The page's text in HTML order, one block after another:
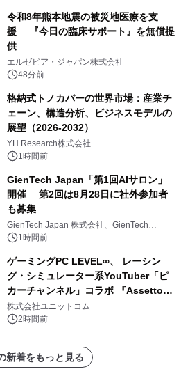
令和8年熊本地震の被災地医療を支
援 『今日の臨床サポート』を無償提
供
エルゼビア・ジャパン株式会社
48分前
格納式トノカバーの世界市場：産業チ
ェーン、構造分析、ビジネスモデルの
展望（2026-2032）
YH Research株式会社
1時間前
GienTech Japan「第1回AIサロン」
開催 第2回は8月28日に社外参加者
も募集
GienTech Japan 株式会社、GienTech
Consulting Japan 株式会社
1時間前
ゲーミングPC LEVEL∞、 レーシン
グ・シミュレーター系YouTuber「ピ
カーチャンネル」コラボ 『Assetto
Corsa EVO』推奨パソコン販売中
株式会社ユニットコム
2時間前
新着をもっと見る